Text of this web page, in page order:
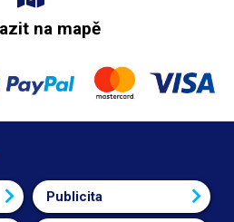
na mapě
Publicita